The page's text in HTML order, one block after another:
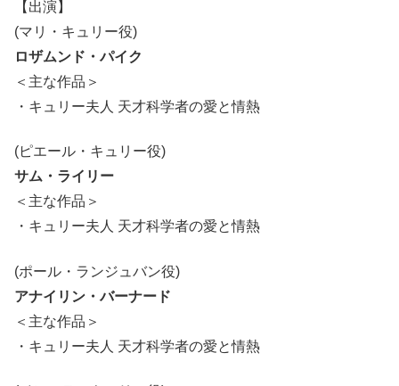
【出演】
(マリ・キュリー役)
ロザムンド・パイク
＜主な作品＞
・キュリー夫人 天才科学者の愛と情熱
(ピエール・キュリー役)
サム・ライリー
＜主な作品＞
・キュリー夫人 天才科学者の愛と情熱
(ポール・ランジュバン役)
アナイリン・バーナード
＜主な作品＞
・キュリー夫人 天才科学者の愛と情熱